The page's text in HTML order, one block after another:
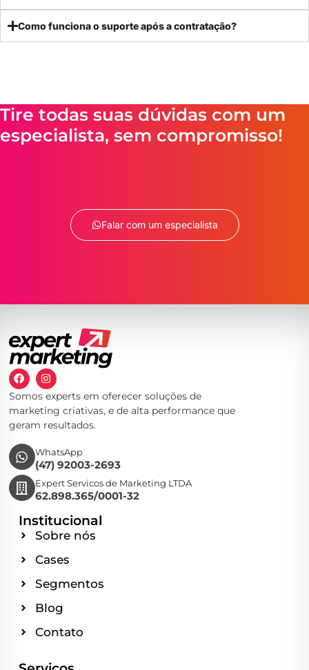
Como funciona o suporte após a contratação?
Tire todas suas dúvidas com um
especialista, sem compromisso!
Falar com um especialista
Somos experts em oferecer soluções de
marketing criativas, e de alta performance que
geram resultados.
WhatsApp
(47) 92003-2693
Expert Servicos de Marketing LTDA
62.898.365/0001-32
Institucional
Sobre nós
Cases
Segmentos
Blog
Contato